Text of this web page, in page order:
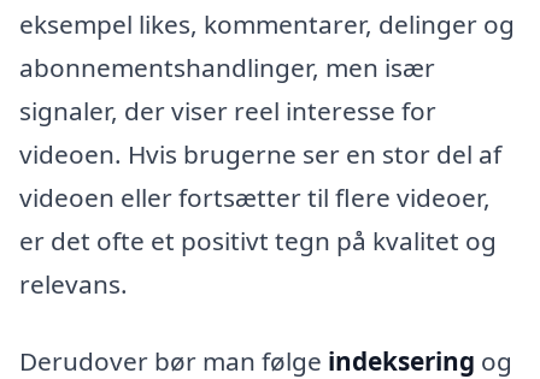
eksempel likes, kommentarer, delinger og
abonnementshandlinger, men især
signaler, der viser reel interesse for
videoen. Hvis brugerne ser en stor del af
videoen eller fortsætter til flere videoer,
er det ofte et positivt tegn på kvalitet og
relevans.
Derudover bør man følge indeksering og